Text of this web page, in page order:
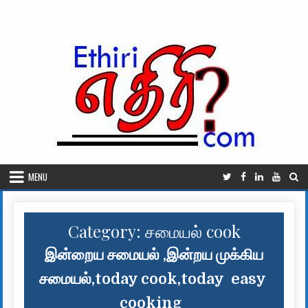
MENU
Category: சமையல் cook
இன்றைய சமையல் ,இன்றய முக்கிய
சமையல்,today cook,today easy
cooking